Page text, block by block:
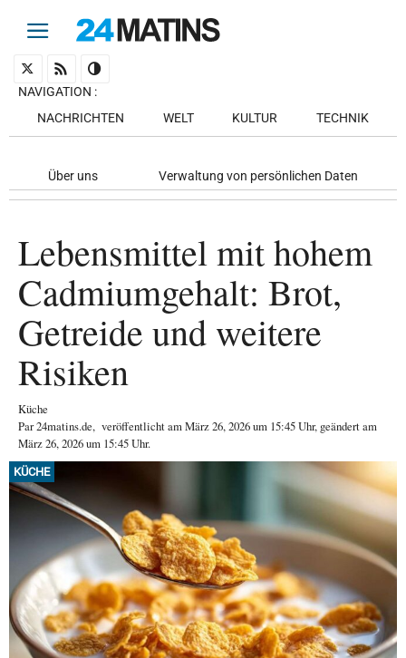
NAVIGATION :
NACHRICHTEN
WELT KULTUR TECHNIK
Über uns Verwaltung von persönlichen Daten
Lebensmittel mit hohem
Cadmiumgehalt: Brot,
Getreide und weitere
Risiken
Küche
Par24matins.de, veröffentlicht amMärz 26, 2026um 15:45 Uhr, geändert am
März 26, 2026 um 15:45 Uhr.
KÜCHE